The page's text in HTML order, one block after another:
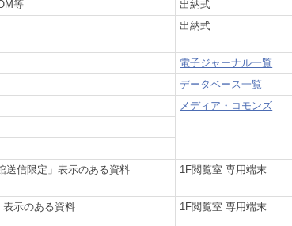
等 出納式
出納式
電子ジャーナル一覧
データベース一覧
メディア・コモンズ
送信限定」表示のある資料 1F閲覧室 専用端末
表示のある資料 1F閲覧室 専用端末